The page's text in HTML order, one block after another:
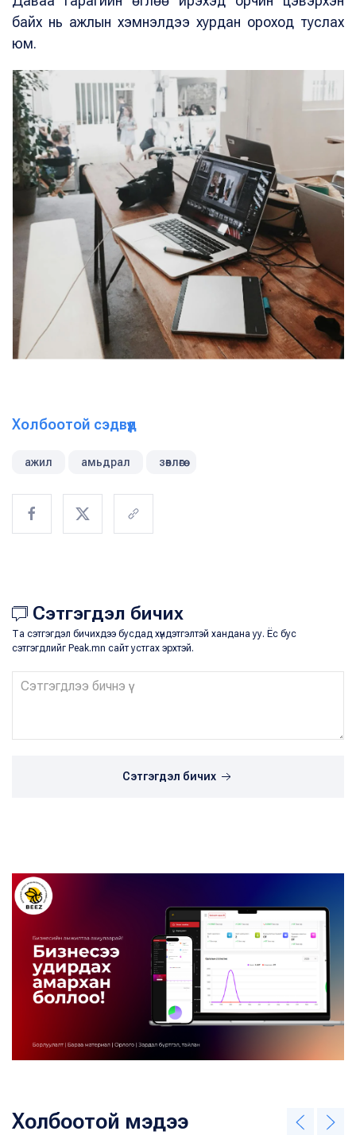
байх нь ажлын хэмнэлдээ хурдан ороход туслах
юм.
Холбоотой сэдвүүд
ажил амьдрал зөвлөгөө
Сэтгэгдэл бичих
Та сэтгэгдэл бичихдээ бусдад хүндэтгэлтэй хандана уу. Ёс бус
сэтгэгдлийг Peak.mn сайт устгах эрхтэй.
Сэтгэгдэл бичих
Холбоотой мэдээ